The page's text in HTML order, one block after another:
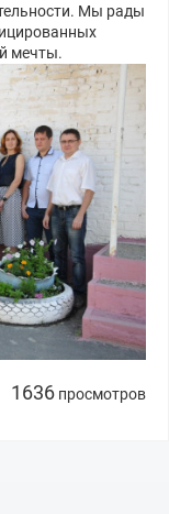
Мы рады
мечты.
1636 просмотров